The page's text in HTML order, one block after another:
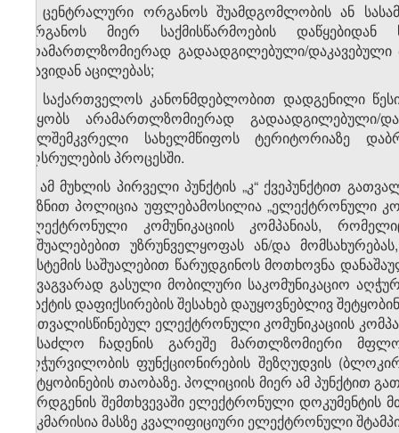
ბ) ცენტრალური ორგანოს შუამდგომლობის ან
ორგანოს მიერ საქმისწარმოების
არამართლზომიერად გადაადგილებული/
თავიდან აცილებას;
გ) საქართველოს კანონმდებლობით დადგენილი
უწყობს არამართლზომიერად გადაადგილებული/
ხელშემკვრელი სახელმწიფოს ტერიტორიაზე
აღსრულების პროცესში.
7. ამ მუხლის პირველი პუნქტის „კ“ ქვეპუნქტით
მიზნით პოლიცია უფლებამოსილია „ელექტრონული
ელექტრონული კომუნიკაციის კომპანიას,
საშუალებებით უზრუნველყოფას ან/და
სისტემის საშუალებით წარუდგინოს მოთხოვნა
სხვაგვარად გასული მობილური საკომუნიკაციო
ფაქტის დაფიქსირების შესახებ დაუყოვნებლივ
გათვალისწინებულ ელექტრონული კომუნიკაციის
შესაძლო ჩადენის გარეშე მართლზომიერი
აღჭურვილობის ფუნქციონირების შეზღუდვის
შეტყობინების თაობაზე. პოლიციის მიერ ამ
წარდგენის შემთხვევაში ელექტრონული
საკმარისია მასზე კვალიფიციური ელექტრონული